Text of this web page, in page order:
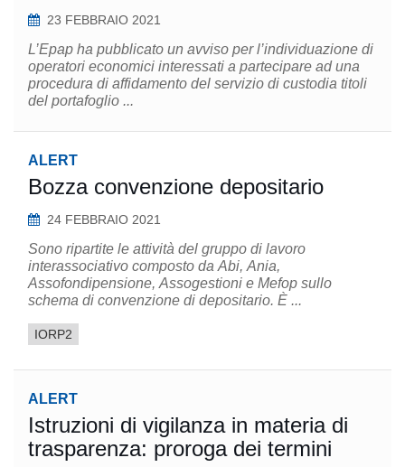
23 FEBBRAIO 2021
L’Epap ha pubblicato un avviso per l’individuazione di
operatori economici interessati a partecipare ad una
procedura di affidamento del servizio di custodia titoli
del portafoglio ...
ALERT
Bozza convenzione depositario
24 FEBBRAIO 2021
Sono ripartite le attività del gruppo di lavoro
interassociativo composto da Abi, Ania,
Assofondipensione, Assogestioni e Mefop sullo
schema di convenzione di depositario. È ...
IORP2
ALERT
Istruzioni di vigilanza in materia di
trasparenza: proroga dei termini